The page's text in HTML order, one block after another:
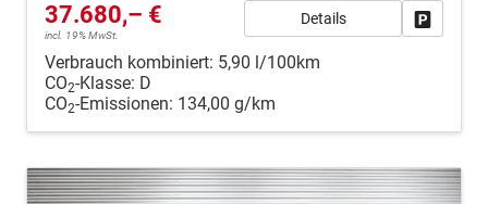
37.680,– €
incl. 19% MwSt.
Details
Verbrauch kombiniert: 5,90 l/100km
CO2-Klasse: D
CO2-Emissionen: 134,00 g/km